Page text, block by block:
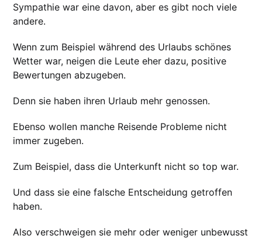
Sympathie war eine davon, aber es gibt noch viele
andere.
Wenn zum Beispiel während des Urlaubs schönes
Wetter war, neigen die Leute eher dazu, positive
Bewertungen abzugeben.
Denn sie haben ihren Urlaub mehr genossen.
Ebenso wollen manche Reisende Probleme nicht
immer zugeben.
Zum Beispiel, dass die Unterkunft nicht so top war.
Und dass sie eine falsche Entscheidung getroffen
haben.
Also verschweigen sie mehr oder weniger unbewusst